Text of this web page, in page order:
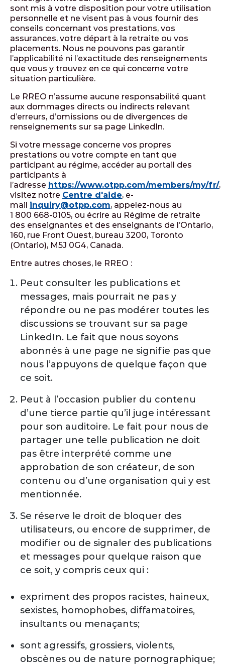
sont mis à votre disposition pour votre utilisation
personnelle et ne visent pas à vous fournir des
conseils concernant vos prestations, vos
assurances, votre départ à la retraite ou vos
placements. Nous ne pouvons pas garantir
l’applicabilité ni l’exactitude des renseignements
que vous y trouvez en ce qui concerne votre
situation particulière.
Le RREO n’assume aucune responsabilité quant
aux dommages directs ou indirects relevant
d’erreurs, d’omissions ou de divergences de
renseignements sur sa page LinkedIn.
Si votre message concerne vos propres
prestations ou votre compte en tant que
participant au régime, accéder au portail des
participants à
l’adresse https://www.otpp.com/members/my/fr/,
visitez notre Centre d'aide, e-
mail inquiry@otpp.com, appelez-nous au
1 800 668-0105, ou écrire au Régime de retraite
des enseignantes et des enseignants de l’Ontario,
160, rue Front Ouest, bureau 3200, Toronto
(Ontario), M5J 0G4, Canada.
Entre autres choses, le RREO :
Peut consulter les publications et
messages, mais pourrait ne pas y
répondre ou ne pas modérer toutes les
discussions se trouvant sur sa page
LinkedIn. Le fait que nous soyons
abonnés à une page ne signifie pas que
nous l’appuyons de quelque façon que
ce soit.
Peut à l’occasion publier du contenu
d’une tierce partie qu’il juge intéressant
pour son auditoire. Le fait pour nous de
partager une telle publication ne doit
pas être interprété comme une
approbation de son créateur, de son
contenu ou d’une organisation qui y est
mentionnée.
Se réserve le droit de bloquer des
utilisateurs, ou encore de supprimer, de
modifier ou de signaler des publications
et messages pour quelque raison que
ce soit, y compris ceux qui :
expriment des propos racistes, haineux,
sexistes, homophobes, diffamatoires,
insultants ou menaçants;
sont agressifs, grossiers, violents,
obscènes ou de nature pornographique;